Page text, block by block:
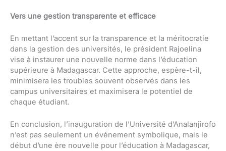
Vers une gestion transparente et efficace
En mettant l’accent sur la transparence et la méritocratie
dans la gestion des universités, le président Rajoelina
vise à instaurer une nouvelle norme dans l’éducation
supérieure à Madagascar. Cette approche, espère-t-il,
minimisera les troubles souvent observés dans les
campus universitaires et maximisera le potentiel de
chaque étudiant.
En conclusion, l’inauguration de l’Université d’Analanjirofo
n’est pas seulement un événement symbolique, mais le
début d’une ère nouvelle pour l’éducation à Madagascar,